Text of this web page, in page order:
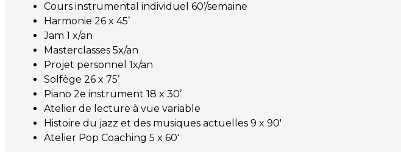
Cours instrumental individuel 60’/semaine
Harmonie 26 x 45’
Jam 1 x/an
Masterclasses 5x/an
Projet personnel 1x/an
Solfège 26 x 75’
Piano 2e instrument 18 x 30’
Atelier de lecture à vue variable
Histoire du jazz et des musiques actuelles 9 x 90′
Atelier Pop Coaching 5 x 60′